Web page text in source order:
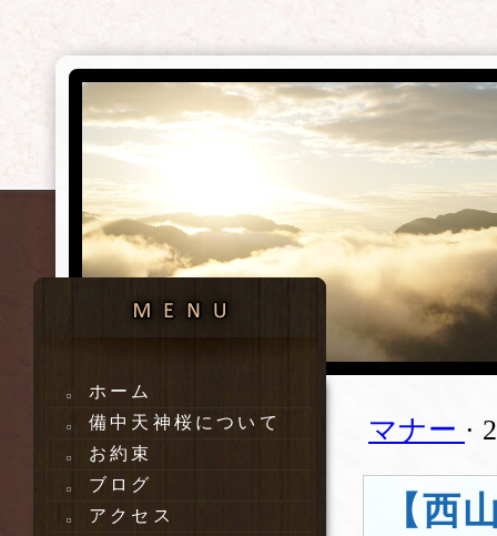
ホーム
備中天神桜について
お約束
ブログ
アクセス
マナー ·
【西